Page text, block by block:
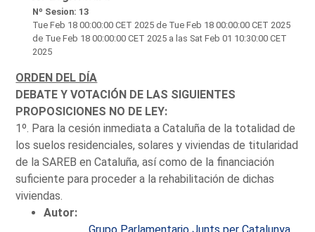
Nº Sesion: 13
Tue Feb 18 00:00:00 CET 2025 de Tue Feb 18 00:00:00 CET 2025
de Tue Feb 18 00:00:00 CET 2025 a las Sat Feb 01 10:30:00 CET
2025
ORDEN DEL DÍA
DEBATE Y VOTACIÓN DE LAS SIGUIENTES
PROPOSICIONES NO DE LEY:
1º. Para la cesión inmediata a Cataluña de la totalidad de
los suelos residenciales, solares y viviendas de titularidad
de la SAREB en Cataluña, así como de la financiación
suficiente para proceder a la rehabilitación de dichas
viviendas.
Autor:
Grupo Parlamentario Junts per Catalunya